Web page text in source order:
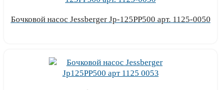
Бочковой насос Jessberger Jp-125PP500 арт. 1125-0050